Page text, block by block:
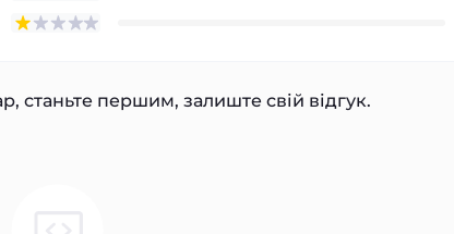
станьте першим, залиште свій відгук.